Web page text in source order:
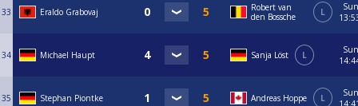
33 Eraldo Grabovaj
Robert van
den Bossche
L
Sun
34 Michael Haupt Sanja Löst L
Sun
35 Stephan Piontke Andreas Hoppe L
Sun